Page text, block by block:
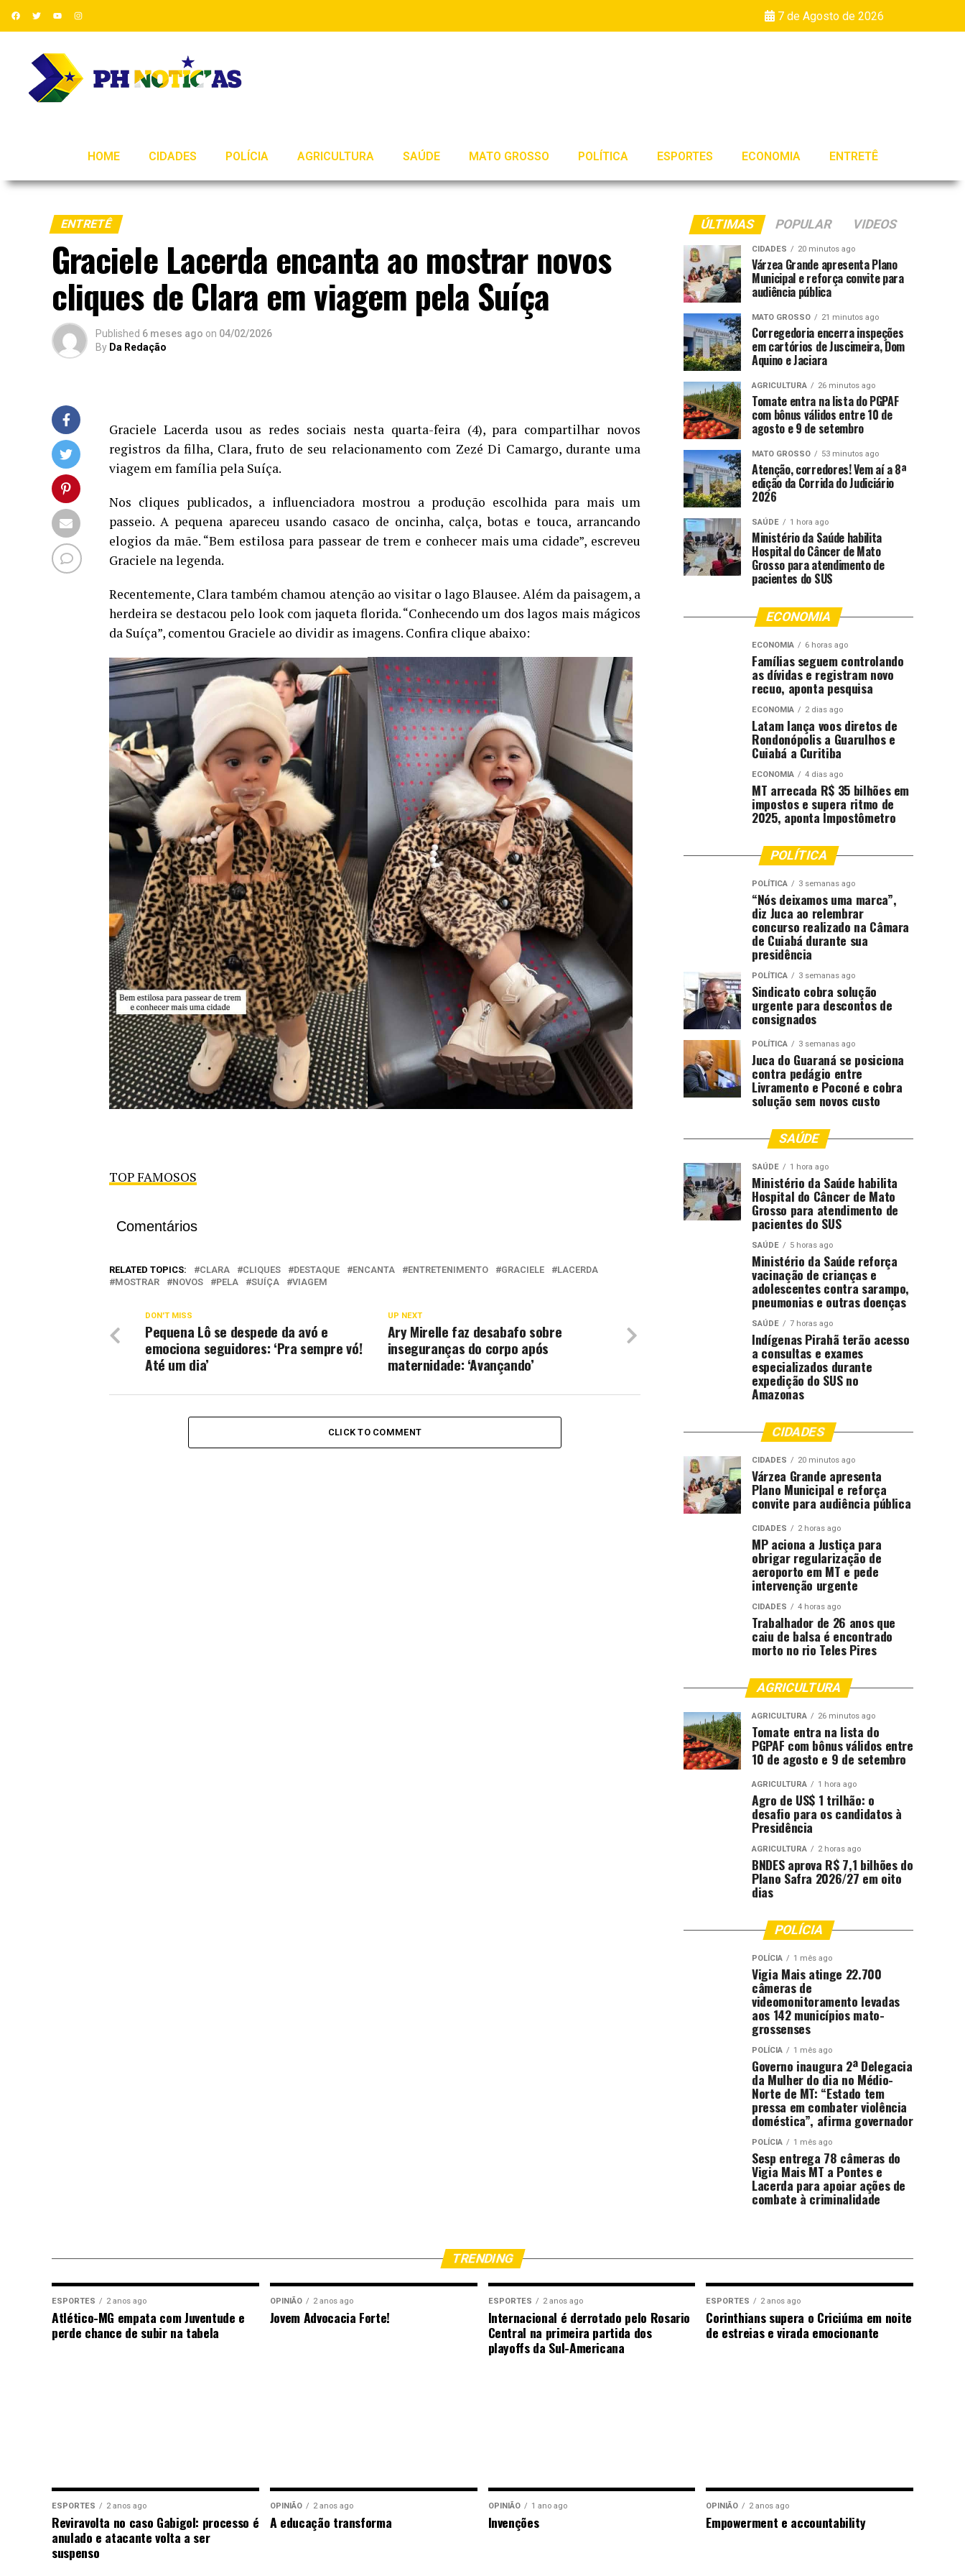
7 de Agosto de 2026
HOME CIDADES POLÍCIA AGRICULTURA SAÚDE MATO GROSSO POLÍTICA ESPORTES ECONOMIA ENTRETÊ
ENTRETÊ
Graciele Lacerda encanta ao mostrar novos
cliques de Clara em viagem pela Suíça
Published 6 meses ago on 04/02/2026
By Da Redação
Graciele Lacerda usou as redes sociais nesta quarta-feira (4), para compartilhar novos
registros da filha, Clara, fruto de seu relacionamento com Zezé Di Camargo, durante uma
viagem em família pela Suíça.
Nos cliques publicados, a influenciadora mostrou a produção escolhida para mais um
passeio. A pequena apareceu usando casaco de oncinha, calça, botas e touca, arrancando
elogios da mãe. “Bem estilosa para passear de trem e conhecer mais uma cidade”, escreveu
Graciele na legenda.
Recentemente, Clara também chamou atenção ao visitar o lago Blausee. Além da paisagem, a
herdeira se destacou pelo look com jaqueta florida. “Conhecendo um dos lagos mais mágicos
da Suíça”, comentou Graciele ao dividir as imagens. Confira clique abaixo:
TOP FAMOSOS
Comentários
RELATED TOPICS: CLARA CLIQUES DESTAQUE ENCANTA ENTRETENIMENTO GRACIELE
LACERDA
MOSTRAR
NOVOS PELA SUÍÇA VIAGEM
UP NEXT
Ary Mirelle faz desabafo sobre
inseguranças do corpo após
maternidade: ‘Avançando’
DON'T MISS
Pequena Lô se despede da avó e
emociona seguidores: ‘Pra sempre vó!
Até um dia’
CLICK TO COMMENT
ÚLTIMAS POPULAR VIDEOS
CIDADES 20 minutos ago
Várzea Grande apresenta Plano
Municipal e reforça convite para
audiência pública
MATO GROSSO 21 minutos ago
Corregedoria encerra inspeções
em cartórios de Juscimeira, Dom
Aquino e Jaciara
AGRICULTURA 26 minutos ago
Tomate entra na lista do PGPAF
com bônus válidos entre 10 de
agosto e 9 de setembro
MATO GROSSO 53 minutos ago
Atenção, corredores! Vem aí a 8ª
edição da Corrida do Judiciário
2026
SAÚDE 1 hora ago
Ministério da Saúde habilita
Hospital do Câncer de Mato
Grosso para atendimento de
pacientes do SUS
ECONOMIA
ECONOMIA 6 horas ago
Famílias seguem controlando
as dívidas e registram novo
recuo, aponta pesquisa
ECONOMIA 2 dias ago
Latam lança voos diretos de
Rondonópolis a Guarulhos e
Cuiabá a Curitiba
ECONOMIA 4 dias ago
MT arrecada R$ 35 bilhões em
impostos e supera ritmo de
2025, aponta Impostômetro
POLÍTICA
POLÍTICA 3 semanas ago
“Nós deixamos uma marca”,
diz Juca ao relembrar
concurso realizado na Câmara
de Cuiabá durante sua
presidência
POLÍTICA 3 semanas ago
Sindicato cobra solução
urgente para descontos de
consignados
POLÍTICA 3 semanas ago
Juca do Guaraná se posiciona
contra pedágio entre
Livramento e Poconé e cobra
solução sem novos custo
SAÚDE
SAÚDE 1 hora ago
Ministério da Saúde habilita
Hospital do Câncer de Mato
Grosso para atendimento de
pacientes do SUS
SAÚDE 5 horas ago
Ministério da Saúde reforça
vacinação de crianças e
adolescentes contra sarampo,
pneumonias e outras doenças
SAÚDE 7 horas ago
Indígenas Pirahã terão acesso
a consultas e exames
especializados durante
expedição do SUS no
Amazonas
CIDADES
CIDADES 20 minutos ago
Várzea Grande apresenta
Plano Municipal e reforça
convite para audiência pública
CIDADES 2 horas ago
MP aciona a Justiça para
obrigar regularização de
aeroporto em MT e pede
intervenção urgente
CIDADES 4 horas ago
Trabalhador de 26 anos que
caiu de balsa é encontrado
morto no rio Teles Pires
AGRICULTURA
AGRICULTURA 26 minutos ago
Tomate entra na lista do
PGPAF com bônus válidos entre
10 de agosto e 9 de setembro
AGRICULTURA 1 hora ago
Agro de US$ 1 trilhão: o
desafio para os candidatos à
Presidência
AGRICULTURA 2 horas ago
BNDES aprova R$ 7,1 bilhões do
Plano Safra 2026/27 em oito
dias
POLÍCIA
POLÍCIA 1 mês ago
Vigia Mais atinge 22.700
câmeras de
videomonitoramento levadas
aos 142 municípios mato-
grossenses
POLÍCIA 1 mês ago
Governo inaugura 2ª Delegacia
da Mulher do dia no Médio-
Norte de MT: “Estado tem
pressa em combater violência
doméstica”, afirma governador
POLÍCIA 1 mês ago
Sesp entrega 78 câmeras do
Vigia Mais MT a Pontes e
Lacerda para apoiar ações de
combate à criminalidade
TRENDING
ESPORTES 2 anos ago
Atlético-MG empata com Juventude e
perde chance de subir na tabela
OPINIÃO 2 anos ago
Jovem Advocacia Forte!
ESPORTES 2 anos ago
Internacional é derrotado pelo Rosario
Central na primeira partida dos
playoffs da Sul-Americana
ESPORTES 2 anos ago
Corinthians supera o Criciúma em noite
de estreias e virada emocionante
ESPORTES 2 anos ago
Reviravolta no caso Gabigol: processo é
anulado e atacante volta a ser
suspenso
OPINIÃO 2 anos ago
A educação transforma
OPINIÃO 1 ano ago
Invenções
OPINIÃO 2 anos ago
Empowerment e accountability